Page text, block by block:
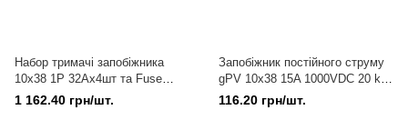
Набор тримачі запобіжника
10x38 1Р 32Ах4шт та Fuse
20Aх6шт PV 1000V DC 20 kA з
din-рейкою DIHOOL
1 162.40 грн/шт.
Запобіжник постійного струму
gPV 10x38 15A 1000VDC 20 kA
DIHOOL
116.20 грн/шт.